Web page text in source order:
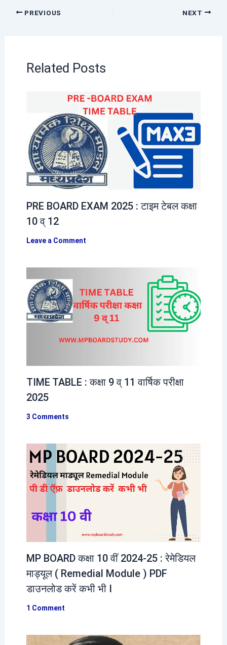
PREVIOUS NEXT
Related Posts
PRE BOARD EXAM 2025 : टाइम टेबल कक्षा
10 व् 12
Leave a Comment
TIME TABLE : कक्षा 9 व् 11 वार्षिक परीक्षा
2025
3 Comments
MP BOARD कक्षा 10 वीं 2024-25 : रेमेडियल
माड्यूल ( Remedial Module ) PDF
डाउनलोड करें कभी भी I
1 Comment